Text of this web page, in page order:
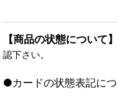
【商品の状態について】
認下さい。
●カードの状態表記に